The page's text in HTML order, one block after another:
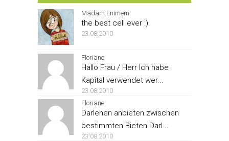
Madam Enimem
the best cell ever :)
23.08.2010
Floriane
Hallo Frau / Herr Ich habe
Kapital verwendet wer...
23.08.2010
Floriane
Darlehen anbieten zwischen
bestimmten Bieten Darl...
23.08.2010